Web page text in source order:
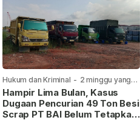
Hukum dan Kriminal - 2 minggu yang
lalu
Hampir Lima Bulan, Kasus
Dugaan Pencurian 49 Ton Besi
Scrap PT BAI Belum Tetapkan